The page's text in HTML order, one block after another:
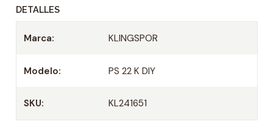
una elevada tasa de remoción,
unembozamiento mínimo
está disponible en granulometrías muy
abrasivo
en troquelados con y sin agujeros.
Las versiones con agujero están disponibles
DETALLES
Marca: KLINGSPOR
Modelo: PS 22 K DIY
SKU: KL241651